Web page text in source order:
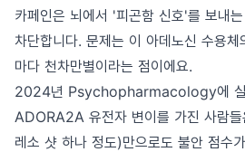
카페인은 뇌에서 '피곤함 신호'를 보내
차단합니다. 문제는 이 아데노신 수용
마다 천차만별이라는 점이에요.
2024년 Psychopharmacology에 실
ADORA2A 유전자 변이를 가진 사람
레소 샷 하나 정도)만으로도 불안 점수